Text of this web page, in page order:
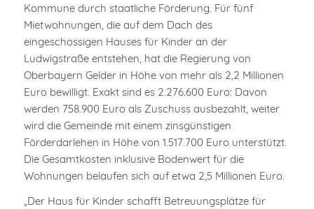
Kommune durch staatliche Förderung. Für fünf
Mietwohnungen, die auf dem Dach des
eingeschossigen Hauses für Kinder an der
Ludwigstraße entstehen, hat die Regierung von
Oberbayern Gelder in Höhe von mehr als 2,2 Millionen
Euro bewilligt. Exakt sind es 2.276.600 Euro: Davon
werden 758.900 Euro als Zuschuss ausbezahlt, weiter
wird die Gemeinde mit einem zinsgünstigen
Förderdarlehen in Höhe von 1.517.700 Euro unterstützt.
Die Gesamtkosten inklusive Bodenwert für die
Wohnungen belaufen sich auf etwa 2,5 Millionen Euro.
„Der Haus für Kinder schafft Betreuungsplätze für